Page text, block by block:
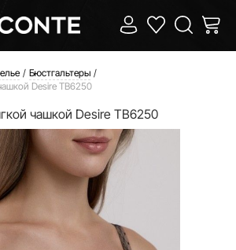
Бюстгальтеры
Desire TB6250
чашкой Desire TB6250